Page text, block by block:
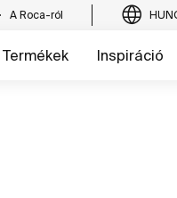
A Roca-ról
Termékek Inspiráció